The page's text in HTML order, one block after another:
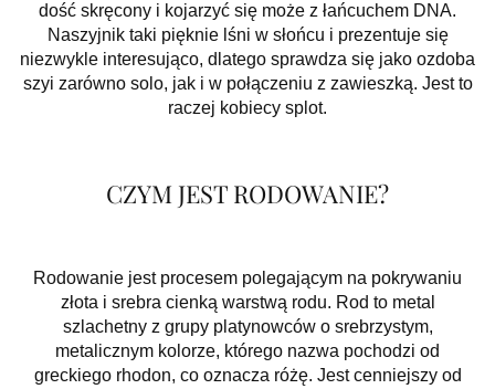
dość skręcony i kojarzyć się może z łańcuchem DNA.
Naszyjnik taki pięknie lśni w słońcu i prezentuje się
niezwykle interesująco, dlatego sprawdza się jako ozdoba
szyi zarówno solo, jak i w połączeniu z zawieszką. Jest to
raczej kobiecy splot.
CZYM JEST RODOWANIE?
Rodowanie jest procesem polegającym na pokrywaniu
złota i srebra cienką warstwą rodu. Rod to metal
szlachetny z grupy platynowców o srebrzystym,
metalicznym kolorze, którego nazwa pochodzi od
greckiego rhodon, co oznacza różę. Jest cenniejszy od